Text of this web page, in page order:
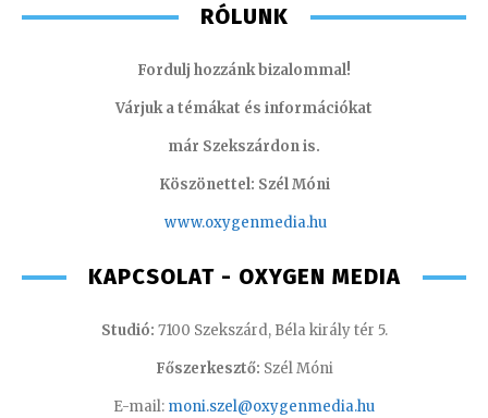
RÓLUNK
Fordulj hozzánk bizalommal!
Várjuk a témákat és információkat
már Szekszárdon is.
Köszönettel: Szél Móni
www.oxygenmedia.hu
KAPCSOLAT - OXYGEN MEDIA
Studió: 7100 Szekszárd, Béla király tér 5.
Főszerkesztő: Szél Móni
E-mail: moni.szel@oxygenmedia.hu